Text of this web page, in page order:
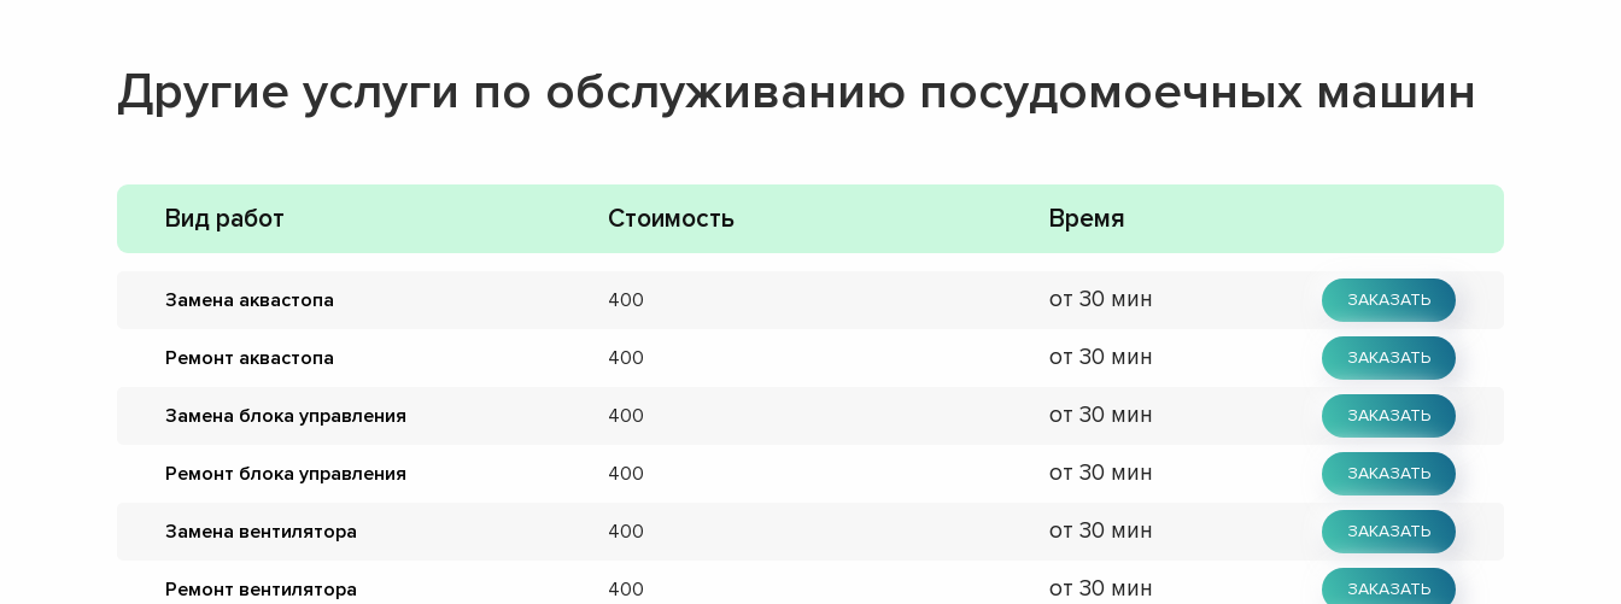
Другие услуги по обслуживанию посудомоечных машин
Вид работ Стоимость Время
Замена аквастопа 400 от 30 мин ЗАКАЗАТЬ
Ремонт аквастопа 400 от 30 мин ЗАКАЗАТЬ
Замена блока управления 400 от 30 мин ЗАКАЗАТЬ
Ремонт блока управления 400 от 30 мин ЗАКАЗАТЬ
Замена вентилятора 400 от 30 мин ЗАКАЗАТЬ
Ремонт вентилятора 400 от 30 мин ЗАКАЗАТЬ